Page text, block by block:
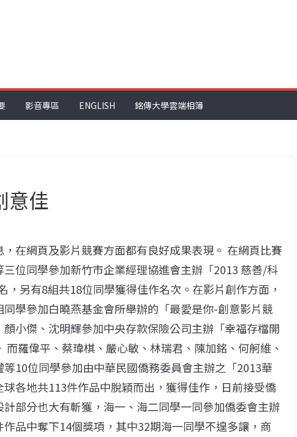
影音專區 ENGLISH 銘傳大學雲端相簿
意佳
在網頁及影片競賽方面都有良好成果表現。 在網頁比賽
位同學參加新竹市企業經理協進會主辦「2013 慈善/科
另有8組共18位同學獲得佳作名次。在影片創作方面，
學參加白曉燕基金會所舉辦的「最愛是你-創意影片競
小傑、沈明輝參加中央存款保險公司主辦「幸福存檔開
羅偉平、蔡瑋棋、嚴心敏、林瑞君、陳加銘、何舸維、
10位同學參加由中華民國僑務委員會主辦之「2013華
各地共113件作品中脫穎而出，獲得佳作，日前接受僑
部分也大有斬獲，海一、海二同學一同參加僑委會主辦
品中奪下14個獎項，其中32期海一同學不遑多讓，商